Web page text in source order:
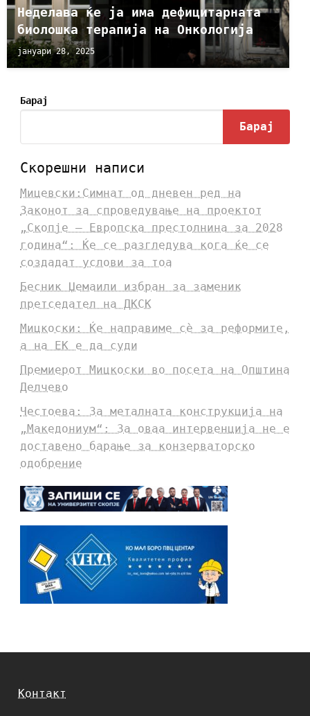
Неделава ќе ја има дефицитарната
биолошка терапија на Онкологија
јануари 28, 2025
Барај
Барај
Скорешни написи
Мицевски:Симнат од дневен ред на
Законот за спроведување на проектот
„Скопје – Европска престолнина за 2028
година“: Ќе се разгледува кога ќе се
создадат услови за тоа
Бесник Џемаили избран за заменик
претседател на ДКСК
Мицкоски: Ќе направиме сè за реформите,
а на ЕК е да суди
Премиерот Мицкоски во посета на Општина
Делчево
Честоева: За металната конструкција на
„Македониум“: За оваа интервенција не е
доставено барање за конзерваторско
одобрение
Контакт